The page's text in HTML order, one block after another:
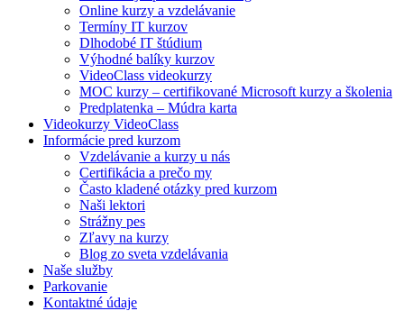
Online kurzy a vzdelávanie
Termíny IT kurzov
Dlhodobé IT štúdium
Výhodné balíky kurzov
VideoClass videokurzy
MOC kurzy – certifikované Microsoft kurzy a školenia
Predplatenka – Múdra karta
Videokurzy VideoClass
Informácie pred kurzom
Vzdelávanie a kurzy u nás
Certifikácia a prečo my
Často kladené otázky pred kurzom
Naši lektori
Strážny pes
Zľavy na kurzy
Blog zo sveta vzdelávania
Naše služby
Parkovanie
Kontaktné údaje